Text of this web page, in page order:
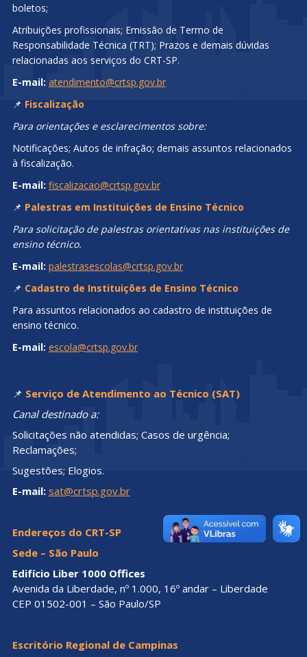
boletos;
Atribuições profissionais; Emissão de Termo de
Responsabilidade Técnica (TRT); Prazos e demais dúvidas
relacionadas aos serviços do CRT-SP.
E-mail: atendimento@crtsp.gov.br
📌 Fiscalização
Para orientações e esclarecimentos sobre:
Notificações; Autos de infração; demais assuntos relacionados
à fiscalização.
E-mail: fiscalizacao@crtsp.gov.br
📌 Palestras em Instituições de Ensino Técnico
Para solicitação de palestras orientativas nas instituições de
ensino técnico.
E-mail: palestrasescolas@crtsp.gov.br
📌 Cadastro de Instituições de Ensino Técnico
Para assuntos relacionados ao cadastro de instituições de
ensino técnico.
E-mail: escola@crtsp.gov.br
📌 Serviço de Atendimento ao Técnico (SAT)
Canal destinado a:
Solicitações não atendidas; Casos de urgência;
Reclamações;
Sugestões; Elogios.
E-mail: sat@crtsp.gov.br
Endereços do CRT-SP
Sede – São Paulo
Edifício Liber 1000 Offices
Avenida da Liberdade, nº 1.000, 16º andar – Liberdade
CEP 01502-001 – São Paulo/SP
Escritório Regional de Campinas